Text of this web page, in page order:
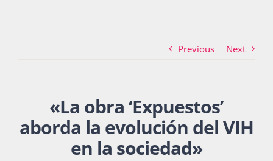
La Boletina
Previous Next
«La obra ‘Expuestos’
aborda la evolución del VIH
en la sociedad»